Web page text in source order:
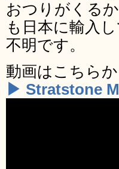
おつりがくる
も日本に輸入
不明です。
動画はこちらか
▶ Stratstone